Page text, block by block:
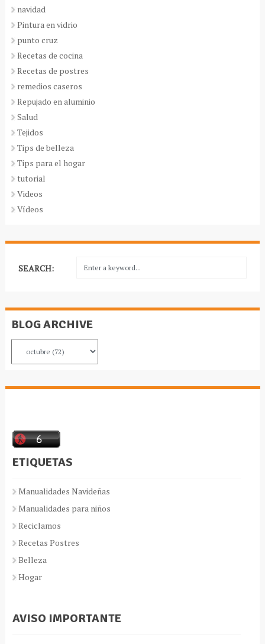
navidad
Pintura en vidrio
punto cruz
Recetas de cocina
Recetas de postres
remedios caseros
Repujado en aluminio
Salud
Tejidos
Tips de belleza
Tips para el hogar
tutorial
Videos
Vídeos
SEARCH:
BLOG ARCHIVE
ETIQUETAS
Manualidades Navideñas
Manualidades para niños
Reciclamos
Recetas Postres
Belleza
Hogar
AVISO IMPORTANTE